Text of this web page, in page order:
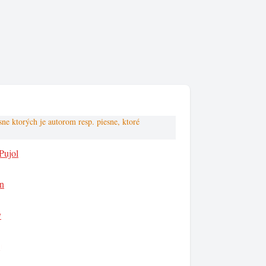
ktorých je autorom resp. piesne, ktoré